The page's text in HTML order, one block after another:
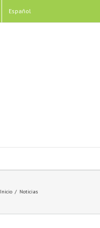
Español
Inicio / Noticias